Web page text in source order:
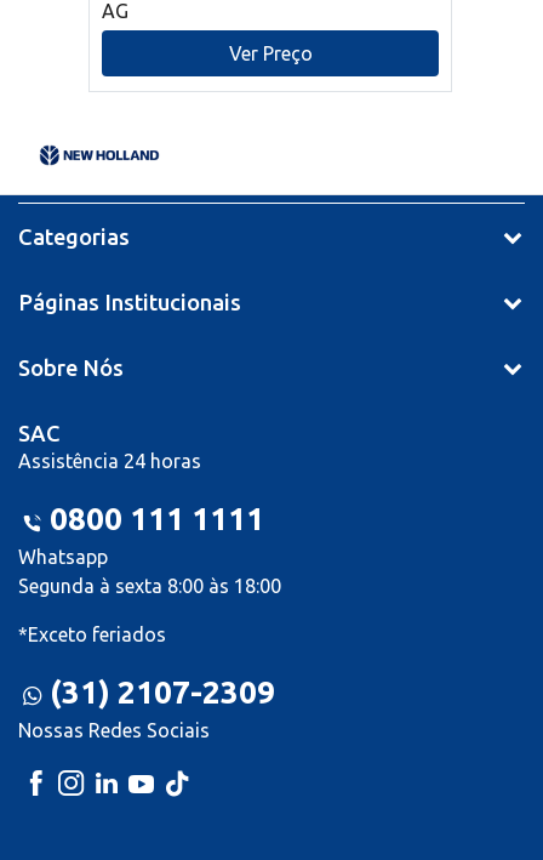
AG
Ver Preço
Categorias
Páginas Institucionais
Sobre Nós
SAC
Assistência 24 horas
0800 111 1111
Whatsapp
Segunda à sexta 8:00 às 18:00
*Exceto feriados
(31) 2107-2309
Nossas Redes Sociais